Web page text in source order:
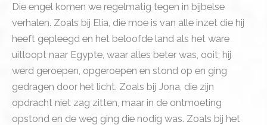
Die engel komen we regelmatig tegen in bijbelse
verhalen. Zoals bij Elia, die moe is van alle inzet die hij
heeft gepleegd en het beloofde land als het ware
uitloopt naar Egypte, waar alles beter was, ooit; hij
werd geroepen, opgeroepen en stond op en ging
gedragen door het licht. Zoals bij Jona, die zijn
opdracht niet zag zitten, maar in de ontmoeting
opstond en de weg ging die nodig was. Zoals bij het